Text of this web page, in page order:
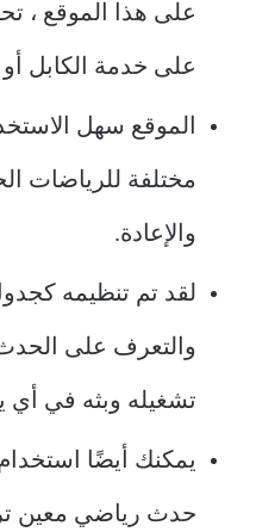
على هذا الموقع ،
على خدمة الكابل أو
الموقع سهل
مختلفة للرياضات
والإعادة.
لقد تم تنظيمه
والتعرف على
تشغيله وبثه في أي
يمكنك أيضًا
حدث رياضي معين